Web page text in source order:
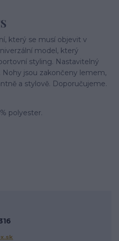
který se musí objevit v
model, který
styling. Nastavitelný
Nohy jsou zakončeny lemem,
a stylově. Doporučujeme.
polyester.